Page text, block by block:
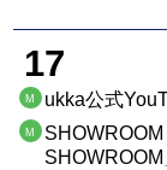
17
M ukka公式
M
SHOWROOM